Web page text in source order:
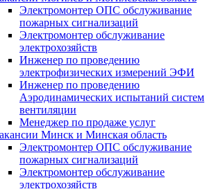
Электромонтер ОПС обслуживание
пожарных сигнализаций
Электромонтер обслуживание
электрохозяйств
Инженер по проведению
электрофизических измерений ЭФИ
Инженер по проведению
Аэродинамических испытаний систем
вентиляции
Менеджер по продаже услуг
Минск и Минская область
Электромонтер ОПС обслуживание
пожарных сигнализаций
Электромонтер обслуживание
электрохозяйств